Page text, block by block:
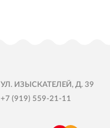
УЛ. ИЗЫСКАТЕЛЕЙ, Д. 39
+7 (919) 559-21-11